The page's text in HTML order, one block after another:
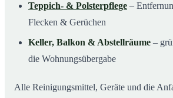
Teppich- & Polsterpflege –
Flecken & Gerüchen
Keller, Balkon & Abstellräume –
die Wohnungsübergabe
Alle Reinigungsmittel, Geräte und die